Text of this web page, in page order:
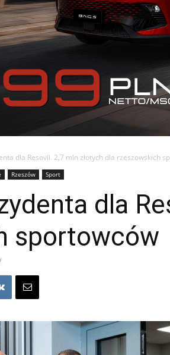
dla Resovii. 2,7 mln złotych dla rzeszowskich
Rzeszów Sport
dla
sportowców